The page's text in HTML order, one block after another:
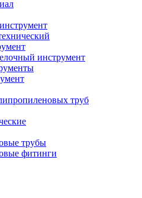
инструмент
труб
трубы
фитинги